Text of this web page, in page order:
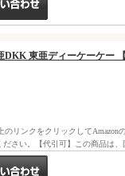
DKK 東亜ディーケーケー
リンクをクリックしてAmazon
さい。【代引可】この商品は、